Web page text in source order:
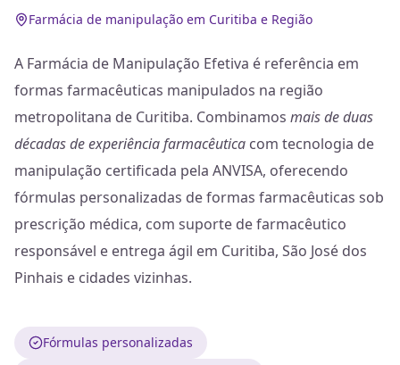
Farmácia de manipulação em Curitiba e Região
A Farmácia de Manipulação Efetiva é referência em
formas farmacêuticas manipulados na região
metropolitana de Curitiba. Combinamos mais de duas
décadas de experiência farmacêutica com tecnologia de
manipulação certificada pela ANVISA, oferecendo
fórmulas personalizadas de formas farmacêuticas sob
prescrição médica, com suporte de farmacêutico
responsável e entrega ágil em Curitiba, São José dos
Pinhais e cidades vizinhas.
Fórmulas personalizadas